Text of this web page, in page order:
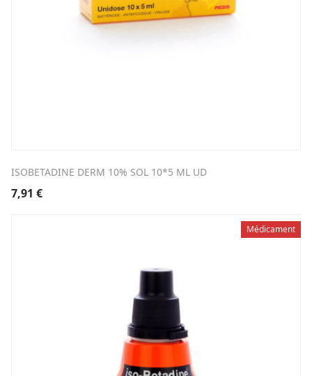
ISOBETADINE DERM 10% SOL 10*5 ML UD
7,91 €
Médicament